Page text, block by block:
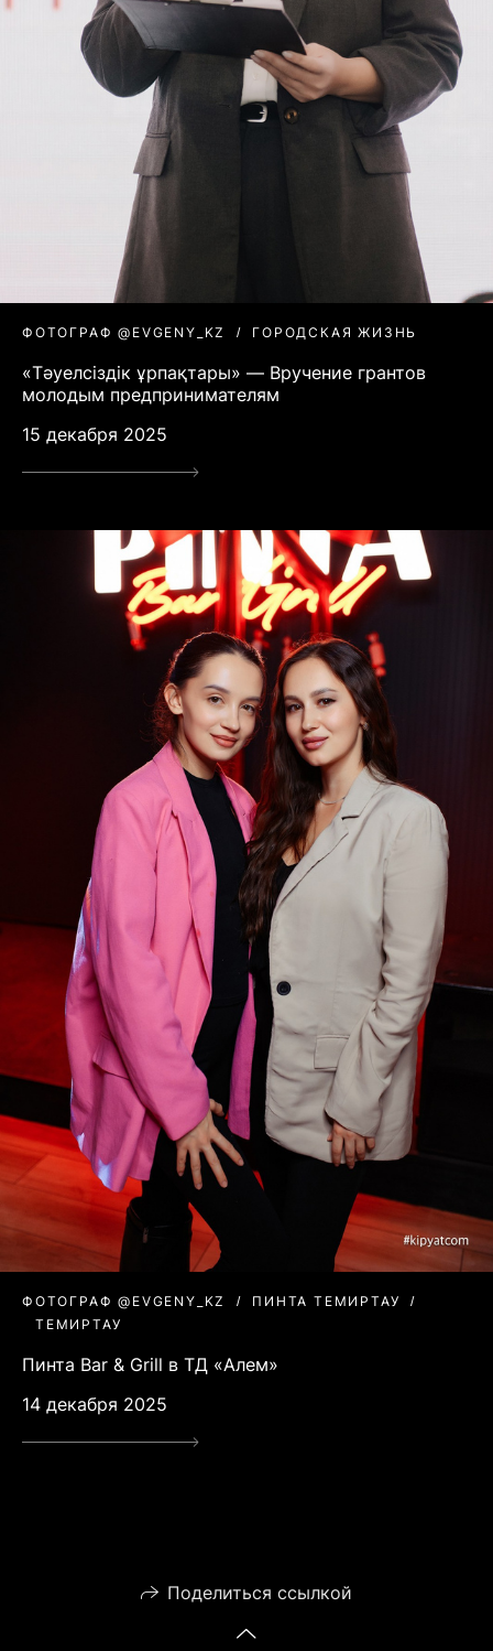
ФОТОГРАФ @EVGENY_KZ ГОРОДСКАЯ ЖИЗНЬ
«Тәуелсіздік ұрпақтары» — Вручение грантов
молодым предпринимателям
15 декабря 2025
ФОТОГРАФ @EVGENY_KZ
ПИНТА ТЕМИРТАУ
ТЕМИРТАУ
Пинта Bar & Grill в ТД «Алем»
14 декабря 2025
Поделиться ссылкой